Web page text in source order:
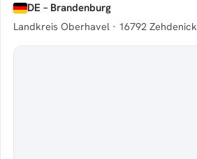
DE – Brandenburg
Landkreis Oberhavel · 16792 Zehdenick